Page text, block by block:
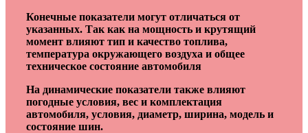
Конечные показатели могут отличаться от
указанных. Так как на мощность и крутящий
момент влияют тип и качество топлива,
температура окружающего воздуха и общее
техническое состояние автомобиля
На динамические показатели также влияют
погодные условия, вес и комплектация
автомобиля, условия, диаметр, ширина, модель и
состояние шин.